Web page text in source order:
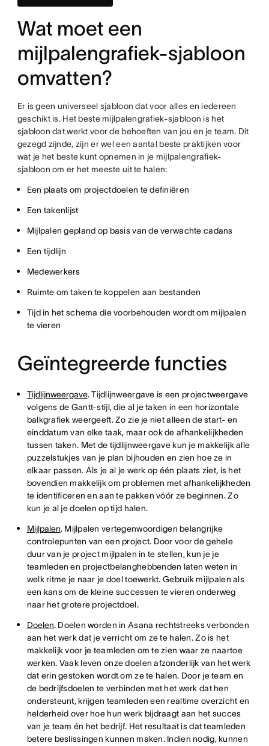
Wat moet een
mijlpalengrafiek-sjabloon
omvatten?
Er is geen universeel sjabloon dat voor alles en iedereen
geschikt is. Het beste mijlpalengrafiek-sjabloon is het
sjabloon dat werkt voor de behoeften van jou en je team. Dit
gezegd zijnde, zijn er wel een aantal beste praktijken voor
wat je het beste kunt opnemen in je mijlpalengrafiek-
sjabloon om er het meeste uit te halen:
Een plaats om projectdoelen te definiëren
Een takenlijst
Mijlpalen gepland op basis van de verwachte cadans
Een tijdlijn
Medewerkers
Ruimte om taken te koppelen aan bestanden
Tijd in het schema die voorbehouden wordt om mijlpalen
te vieren
Geïntegreerde functies
Tijdlijnweergave. Tijdlijnweergave is een projectweergave
volgens de Gantt-stijl, die al je taken in een horizontale
balkgrafiek weergeeft. Zo zie je niet alleen de start- en
einddatum van elke taak, maar ook de afhankelijkheden
tussen taken. Met de tijdlijnweergave kun je makkelijk alle
puzzelstukjes van je plan bijhouden en zien hoe ze in
elkaar passen. Als je al je werk op één plaats ziet, is het
bovendien makkelijk om problemen met afhankelijkheden
te identificeren en aan te pakken vóór ze beginnen. Zo
kun je al je doelen op tijd halen.
Mijlpalen. Mijlpalen vertegenwoordigen belangrijke
controlepunten van een project. Door voor de gehele
duur van je project mijlpalen in te stellen, kun je je
teamleden en projectbelanghebbenden laten weten in
welk ritme je naar je doel toewerkt. Gebruik mijlpalen als
een kans om de kleine successen te vieren onderweg
naar het grotere projectdoel.
Doelen. Doelen worden in Asana rechtstreeks verbonden
aan het werk dat je verricht om ze te halen. Zo is het
makkelijk voor je teamleden om te zien waar ze naartoe
werken. Vaak leven onze doelen afzonderlijk van het werk
dat erin gestoken wordt om ze te halen. Door je team en
de bedrijfsdoelen te verbinden met het werk dat hen
ondersteunt, krijgen teamleden een realtime overzicht en
helderheid over hoe hun werk bijdraagt aan het succes
van je team én het bedrijf. Het resultaat is dat teamleden
betere beslissingen kunnen maken. Indien nodig, kunnen